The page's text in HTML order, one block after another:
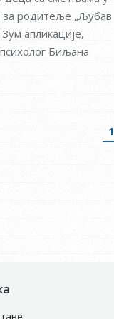
за родитеље „Љубав
апликације,
Биљана
1